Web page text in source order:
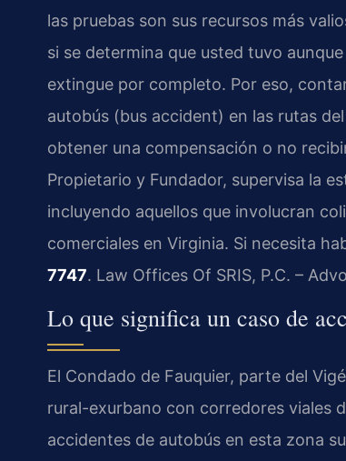
las pruebas son sus recursos más
si se determina que usted tuvo
extingue por completo. Por eso,
autobús (bus accident) en las rutas
obtener una compensación o no
Propietario y Fundador, supervisa la
incluyendo aquellos que involucran
comerciales en Virginia. Si necesita
7747. Law Offices Of SRIS, P.C. –
Lo que significa un caso de
El Condado de Fauquier, parte del
rural-exurbano con corredores viales
accidentes de autobús en esta zona